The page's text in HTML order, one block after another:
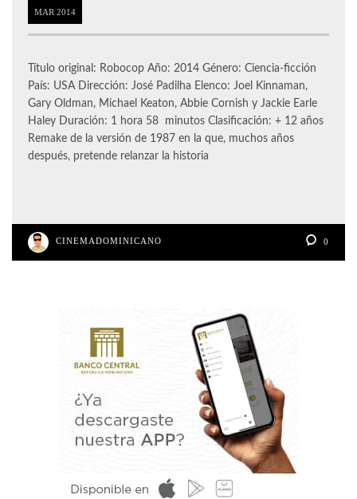
MAR 2014
Título original: Robocop Año: 2014 Género: Ciencia-ficción
País: USA Dirección: José Padilha Elenco: Joel Kinnaman,
Gary Oldman, Michael Keaton, Abbie Cornish y Jackie Earle
Haley Duración: 1 hora 58 minutos Clasificación: + 12 años
Remake de la versión de 1987 en la que, muchos años
después, pretende relanzar la historia
CINEMADOMINICANO 0